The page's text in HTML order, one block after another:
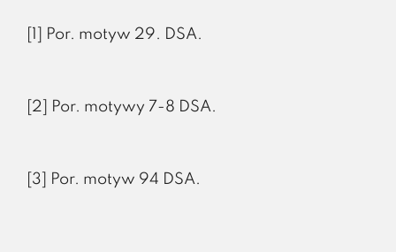
[1] Por. motyw 29. DSA.
[2] Por. motywy 7-8 DSA.
[3] Por. motyw 94 DSA.